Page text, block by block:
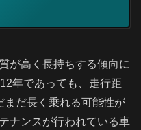
が高く長持ちする傾向に
年であっても、走行距
まだ長く乗れる可能性が
ナンスが行われている車